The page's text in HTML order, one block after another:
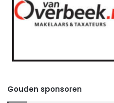
Gouden sponsoren